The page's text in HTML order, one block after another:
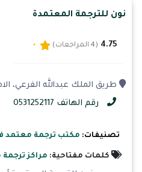
نون للترجمة المعتمدة
4.75 (4 المراجعات)
طريق الملك عبدالله الفرعي،
رقم الهاتف 0531252117
تصنيفات: مكتب ترجمة معتمد
كلمات مفتاحية: مراكز